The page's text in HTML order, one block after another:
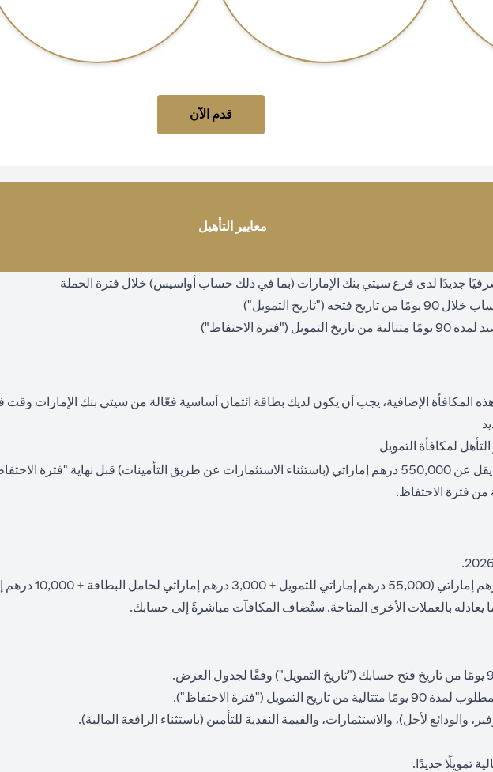
قدم الآن
معايير التأهيل
جديدًا لدى فرع سيتي بنك الإمارات (بما في ذلك حساب أواسيس) خلال فترة الحملة
فتحه ("تاريخ التمويل")
("فترة الاحتفاظ")
المكافأة الإضافية، يجب أن يكون لديك بطاقة ائتمان أساسية فعّالة من سيتي بنك الإمارات
لمكافأة التمويل
قم باستثمار لا يقل عن 550,000 درهم إماراتي (باستثناء الاستثمارات عن طريق التأمينات) قبل نهاية "فترة
من فترة الاحتفاظ.
يعادله بالعملات الأخرى المتاحة. ستُضاف المكافآت مباشرةً إلى حسابك.
("فترة الاحتفاظ").
والودائع لأجل)، والاستثمارات، والقيمة النقدية للتأمين (باستثناء الرافعة المالية).
تمويلًا جديدًا.